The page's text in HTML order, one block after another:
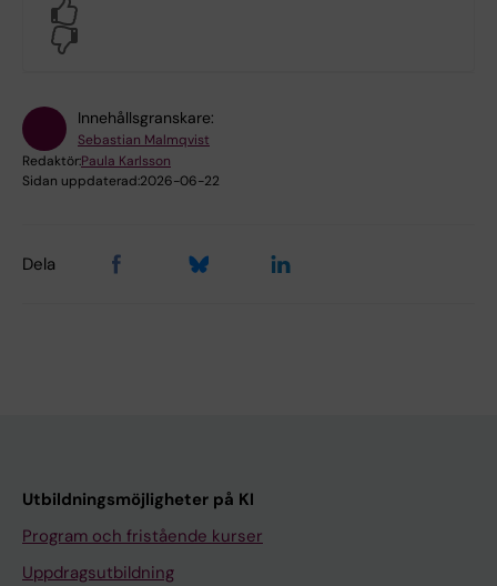
Innehållsgranskare:
Sebastian Malmqvist
Redaktör:Paula Karlsson
Sidan uppdaterad:2026-06-22
Dela
Utbildningsmöjligheter på KI
Program och fristående kurser
Uppdragsutbildning